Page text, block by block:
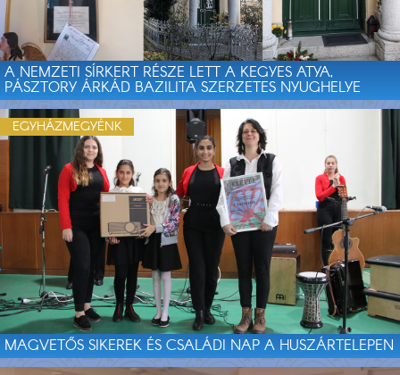
A NEMZETI SÍRKERT RÉSZE LETT A KEGYES ATYA,
PÁSZTORY ÁRKÁD BAZILITA SZERZETES NYUGHELYE
MAGVETŐS SIKEREK ÉS CSALÁDI NAP A HUSZÁRTELEPEN
EGYHÁZMEGYÉNK